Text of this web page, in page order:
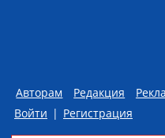
Авторам Редакция
Войти | Регистрация